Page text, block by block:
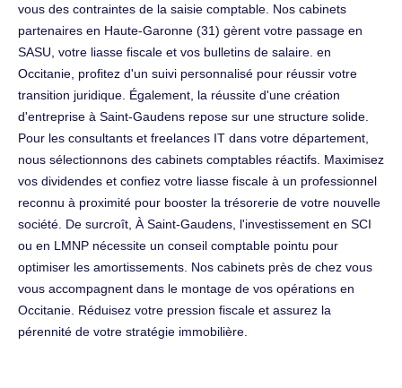
vous des contraintes de la saisie comptable. Nos cabinets
partenaires en Haute-Garonne (31) gèrent votre passage en
SASU, votre liasse fiscale et vos bulletins de salaire. en
Occitanie, profitez d'un suivi personnalisé pour réussir votre
transition juridique. Également, la réussite d'une création
d'entreprise à Saint-Gaudens repose sur une structure solide.
Pour les consultants et freelances IT dans votre département,
nous sélectionnons des cabinets comptables réactifs. Maximisez
vos dividendes et confiez votre liasse fiscale à un professionnel
reconnu à proximité pour booster la trésorerie de votre nouvelle
société. De surcroît, À Saint-Gaudens, l'investissement en SCI
ou en LMNP nécessite un conseil comptable pointu pour
optimiser les amortissements. Nos cabinets près de chez vous
vous accompagnent dans le montage de vos opérations en
Occitanie. Réduisez votre pression fiscale et assurez la
pérennité de votre stratégie immobilière.